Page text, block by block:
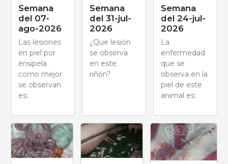
Semana
del 07-
ago-2026
Las lesiones
en piel por
erisipela
como mejor
se observan
es:
Semana
del 31-jul-
2026
¿Que lesión
se observa
en este
riñón?
Semana
del 24-jul-
2026
La
enfermedad
que se
observa en la
piel de este
animal es: